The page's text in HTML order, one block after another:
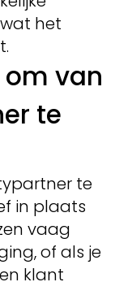
het
van
te
te
in plaats
vaag
of als je
klant